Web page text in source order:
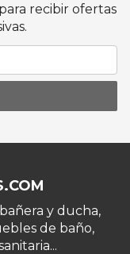
recibir ofertas
y ducha,
de baño,